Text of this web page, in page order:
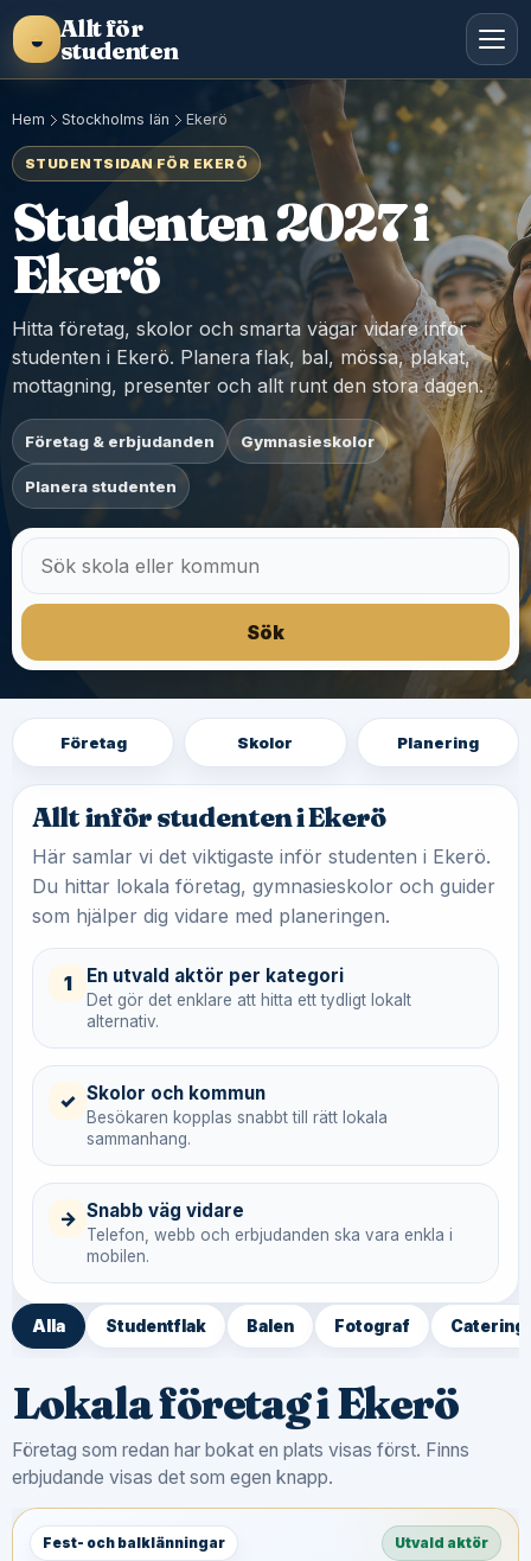
◒ Allt för
studenten
Hem Stockholms län Ekerö
STUDENTSIDAN FÖR EKERÖ
Studenten 2027 i
Ekerö
Hitta företag, skolor och smarta vägar vidare inför
studenten i Ekerö. Planera flak, bal, mössa, plakat,
mottagning, presenter och allt runt den stora dagen.
Företag & erbjudanden Gymnasieskolor
Planera studenten
Sök
Företag Skolor Planering
Allt inför studenten i Ekerö
Här samlar vi det viktigaste inför studenten i Ekerö.
Du hittar lokala företag, gymnasieskolor och guider
som hjälper dig vidare med planeringen.
1 En utvald aktör per kategori
Det gör det enklare att hitta ett tydligt lokalt
alternativ.
✓ Skolor och kommun
Besökaren kopplas snabbt till rätt lokala
sammanhang.
→ Snabb väg vidare
Telefon, webb och erbjudanden ska vara enkla i
mobilen.
Alla Studentflak Balen Fotograf Catering
Lokala företag i Ekerö
Företag som redan har bokat en plats visas först. Finns
erbjudande visas det som egen knapp.
Fest- och balklänningar Utvald aktör